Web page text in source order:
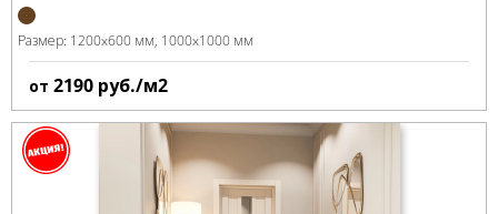
Размер: 1200x600 мм 1000x1000 мм
от 2190 руб./м2